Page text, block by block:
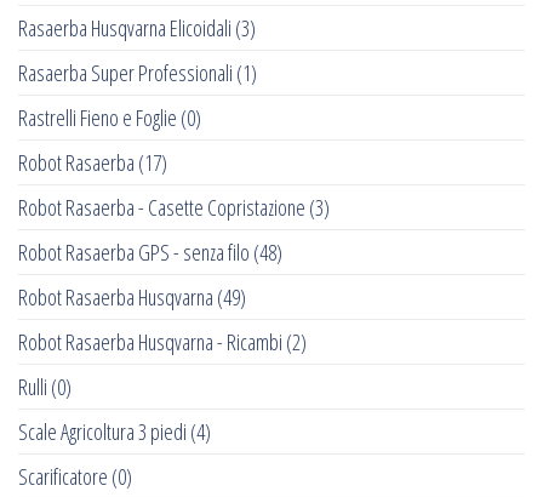
Rasaerba Husqvarna Elicoidali (3)
Rasaerba Super Professionali (1)
Rastrelli Fieno e Foglie (0)
Robot Rasaerba (17)
Robot Rasaerba - Casette Copristazione (3)
Robot Rasaerba GPS - senza filo (48)
Robot Rasaerba Husqvarna (49)
Robot Rasaerba Husqvarna - Ricambi (2)
Rulli (0)
Scale Agricoltura 3 piedi (4)
Scarificatore (0)